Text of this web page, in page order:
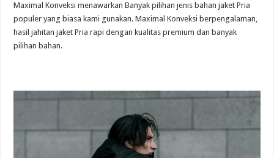
Maximal Konveksi menawarkan Banyak pilihan jenis bahan jaket Pria
populer yang biasa kami gunakan. Maximal Konveksi berpengalaman,
hasil jahitan jaket Pria rapi dengan kualitas premium dan banyak
pilihan bahan.